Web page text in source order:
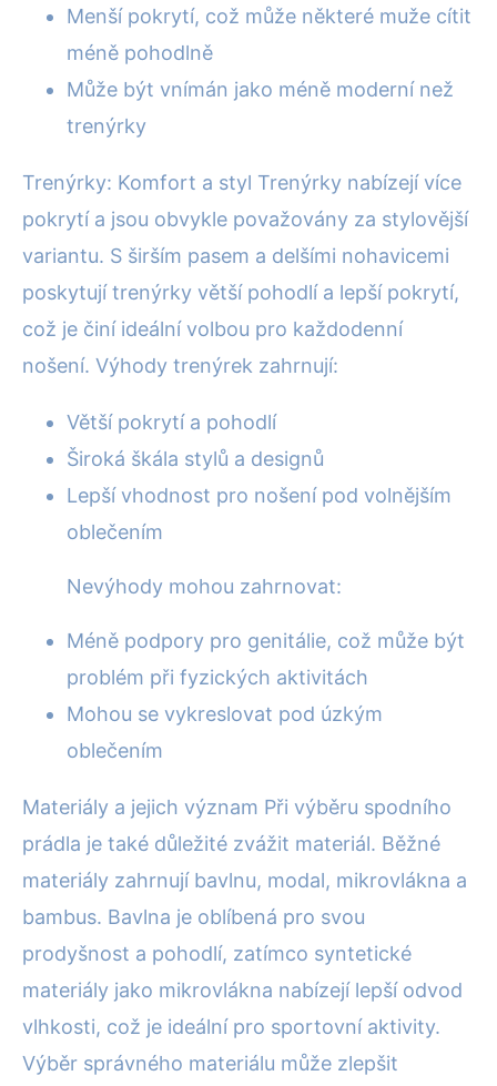
Menší pokrytí, což může některé muže cítit
méně pohodlně
Může být vnímán jako méně moderní než
trenýrky
Trenýrky: Komfort a styl Trenýrky nabízejí více
pokrytí a jsou obvykle považovány za stylovější
variantu. S širším pasem a delšími nohavicemi
poskytují trenýrky větší pohodlí a lepší pokrytí,
což je činí ideální volbou pro každodenní
nošení. Výhody trenýrek zahrnují:
Větší pokrytí a pohodlí
Široká škála stylů a designů
Lepší vhodnost pro nošení pod volnějším
oblečením
Nevýhody mohou zahrnovat:
Méně podpory pro genitálie, což může být
problém při fyzických aktivitách
Mohou se vykreslovat pod úzkým
oblečením
Materiály a jejich význam Při výběru spodního
prádla je také důležité zvážit materiál. Běžné
materiály zahrnují bavlnu, modal, mikrovlákna a
bambus. Bavlna je oblíbená pro svou
prodyšnost a pohodlí, zatímco syntetické
materiály jako mikrovlákna nabízejí lepší odvod
vlhkosti, což je ideální pro sportovní aktivity.
Výběr správného materiálu může zlepšit